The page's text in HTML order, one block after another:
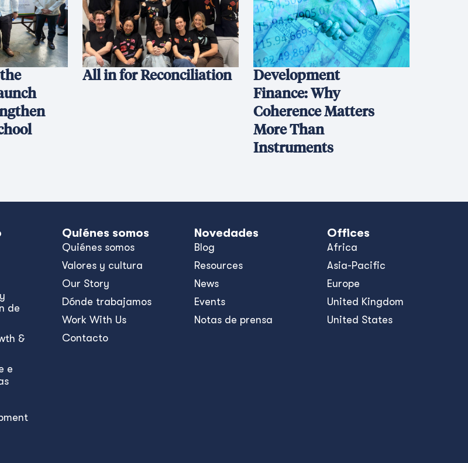
All in for Reconciliation
Development
Finance: Why
Coherence Matters
More Than
Instruments
de
&
e
Quiénes somos
Quiénes somos
Valores y cultura
Our Story
Dónde trabajamos
Work With Us
Contacto
Novedades
Blog
Resources
News
Events
Notas de prensa
Offices
Africa
Asia-Pacific
Europe
United Kingdom
United States